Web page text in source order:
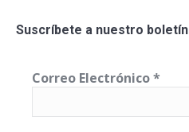
Suscríbete a nuestro boletín
Correo Electrónico*